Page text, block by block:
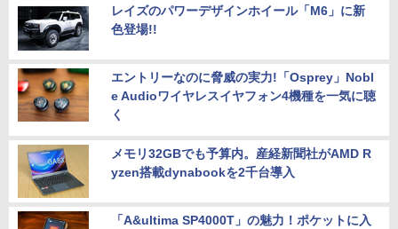
レイズのパワーデザインホイール「M6」に新
色登場!!
エントリーなのに脅威の実力!「Osprey」Nobl
e Audioワイヤレスイヤフォン4機種を一気に聴
く
メモリ32GBでも予算内。産経新聞社がAMD R
yzen搭載dynabookを2千台導入
「A&ultima SP4000T」の魅力！ポケットに入